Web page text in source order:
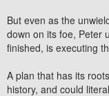
But even as the
down on its foe, Peter
finished, is executing
A plan that has its
history, and could